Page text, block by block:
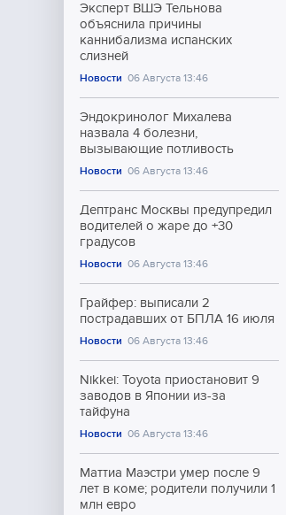
Эксперт ВШЭ Тельнова
объяснила причины
каннибализма испанских
слизней
Новости 06 Августа 13:46
Эндокринолог Михалева
назвала 4 болезни,
вызывающие потливость
Новости 06 Августа 13:46
Дептранс Москвы предупредил
водителей о жаре до +30
градусов
Новости 06 Августа 13:46
Грайфер: выписали 2
пострадавших от БПЛА 16 июля
Новости 06 Августа 13:46
Nikkei: Toyota приостановит 9
заводов в Японии из-за
тайфуна
Новости 06 Августа 13:46
Маттиа Маэстри умер после 9
лет в коме; родители получили 1
млн евро